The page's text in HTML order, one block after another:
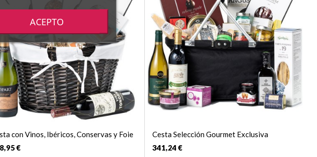
con Vinos, Ibéricos, Conservas y Foie
€
Cesta Selección Gourmet Exclusiva
341,24 €
ACEPTO